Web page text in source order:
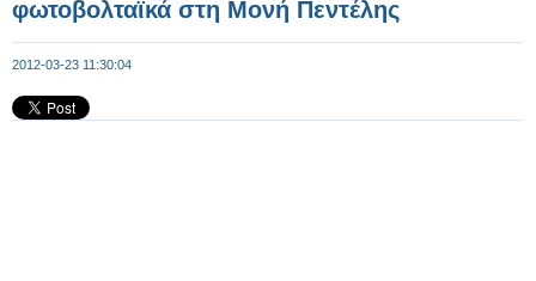
φωτοβολταϊκά στη Μονή Πεντέλης
2012-03-23 11:30:04